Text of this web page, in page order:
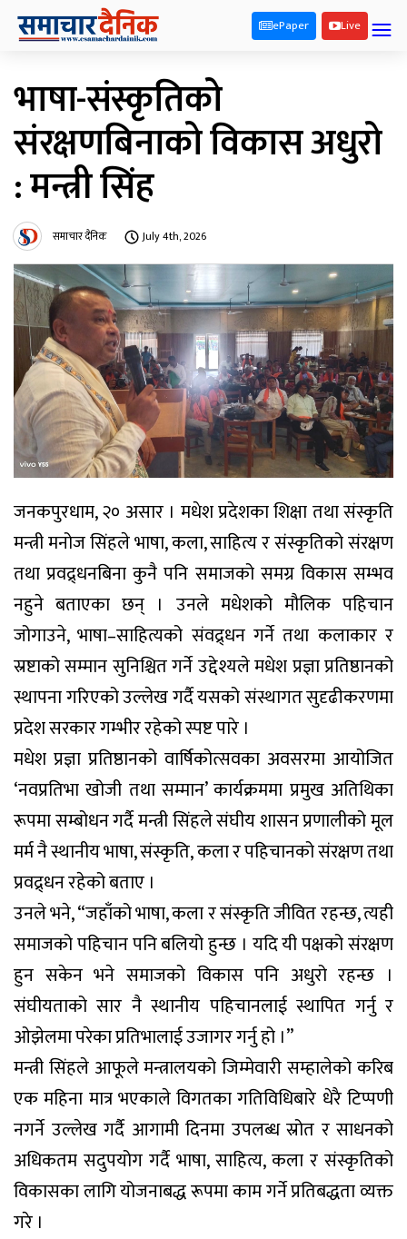
ePaper Live
भाषा-संस्कृतिको
संरक्षणबिनाको विकास अधुरो
: मन्त्री सिंह
समाचार दैनिक July 4th, 2026
जनकपुरधाम, २० असार । मधेश प्रदेशका शिक्षा तथा संस्कृति
मन्त्री मनोज सिंहले भाषा, कला, साहित्य र संस्कृतिको संरक्षण
तथा प्रवद्र्धनबिना कुनै पनि समाजको समग्र विकास सम्भव
नहुने बताएका छन् । उनले मधेशको मौलिक पहिचान
जोगाउने, भाषा–साहित्यको संवद्र्धन गर्ने तथा कलाकार र
स्रष्टाको सम्मान सुनिश्चित गर्ने उद्देश्यले मधेश प्रज्ञा प्रतिष्ठानको
स्थापना गरिएको उल्लेख गर्दै यसको संस्थागत सुदृढीकरणमा
प्रदेश सरकार गम्भीर रहेको स्पष्ट पारे ।
मधेश प्रज्ञा प्रतिष्ठानको वार्षिकोत्सवका अवसरमा आयोजित
‘नवप्रतिभा खोजी तथा सम्मान’ कार्यक्रममा प्रमुख अतिथिका
रूपमा सम्बोधन गर्दै मन्त्री सिंहले संघीय शासन प्रणालीको मूल
मर्म नै स्थानीय भाषा, संस्कृति, कला र पहिचानको संरक्षण तथा
प्रवद्र्धन रहेको बताए ।
उनले भने, “जहाँको भाषा, कला र संस्कृति जीवित रहन्छ, त्यही
समाजको पहिचान पनि बलियो हुन्छ । यदि यी पक्षको संरक्षण
हुन सकेन भने समाजको विकास पनि अधुरो रहन्छ ।
संघीयताको सार नै स्थानीय पहिचानलाई स्थापित गर्नु र
ओझेलमा परेका प्रतिभालाई उजागर गर्नु हो ।”
मन्त्री सिंहले आफूले मन्त्रालयको जिम्मेवारी सम्हालेको करिब
एक महिना मात्र भएकाले विगतका गतिविधिबारे धेरै टिप्पणी
नगर्ने उल्लेख गर्दै आगामी दिनमा उपलब्ध स्रोत र साधनको
अधिकतम सदुपयोग गर्दै भाषा, साहित्य, कला र संस्कृतिको
विकासका लागि योजनाबद्ध रूपमा काम गर्ने प्रतिबद्धता व्यक्त
गरे ।